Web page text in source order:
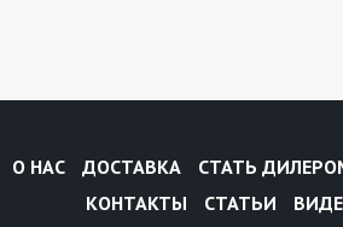
О НАС ДОСТАВКА СТАТЬ
КОНТАКТЫ
СТАТЬИ